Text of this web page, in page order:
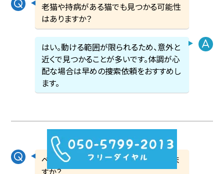
老猫や持病がある猫でも見つかる可能性
はありますか？
はい。動ける範囲が限られるため、意外と
近くで見つかることが多いです。体調が心
配な場合は早めの捜索依頼をおすすめし
ます。
ペット探偵に依頼したら、必ず見つかりま
すか？